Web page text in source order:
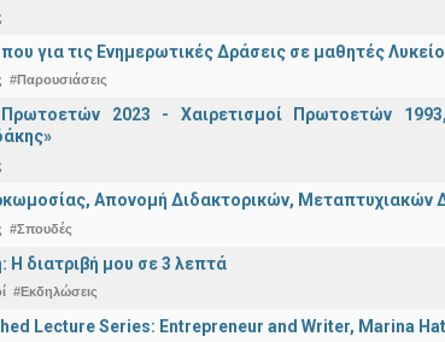
για τις Ενημερωτικές Δράσεις σε μαθητές
#Παρουσιάσεις
2023 - Χαιρετισμοί Πρωτοετών
Απονομή Διδακτορικών, Μεταπτυχιακών
#Σπουδές
Η διατριβή μου σε 3 λεπτά
#Εκδηλώσεις
Lecture Series: Entrepreneur and Writer, Marina